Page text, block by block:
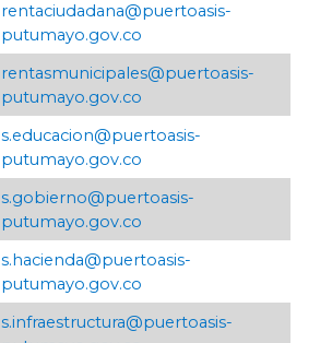
rentaciudadana@puertoasis-
putumayo.gov.co
​rentasmunicipales@puertoasis-
putumayo.gov.co
s.educacion@puertoasis-
putumayo.gov.co
​s.gobierno@puertoasis-
putumayo.gov.co
s.hacienda@puertoasis-
putumayo.gov.co
s.infraestructura@puertoasis-